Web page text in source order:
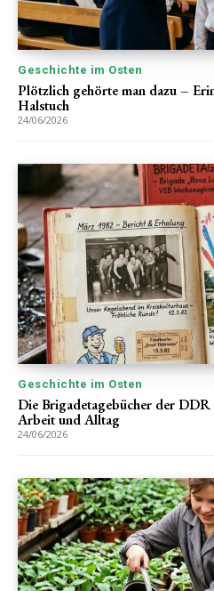
Geschichte im Osten
Plötzlich gehörte man dazu –
Halstuch
24/06/2026
Geschichte im Osten
Die Brigadetagebücher der
Arbeit und Alltag
24/06/2026